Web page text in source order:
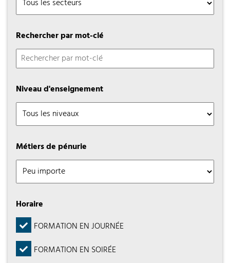
Rechercher par mot-clé
Niveau d'enseignement
Métiers de pénurie
Horaire
FORMATION EN JOURNÉE
FORMATION EN SOIRÉE